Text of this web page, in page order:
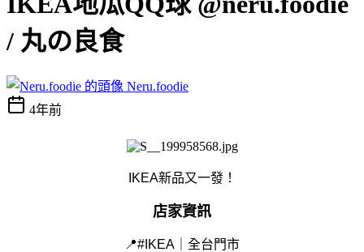
/ 丸の良食
Neru.foodie
4年前
IKEA新品又一發！
店家資訊
📍#IKEA｜全台門市